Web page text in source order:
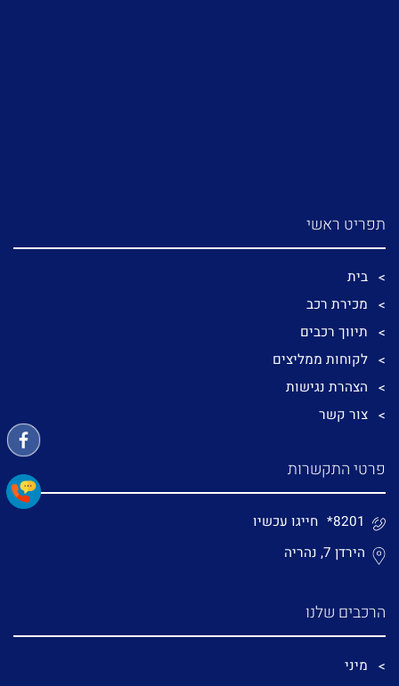
תפריט ראשי
בית
מכירת רכב
תיווך רכבים
לקוחות ממליצים
הצהרת נגישות
צור קשר
הרכבים שלנו
מיני
פרטי התקשרות
*8201 חייגו עכשיו
הירדן 7, נהריה